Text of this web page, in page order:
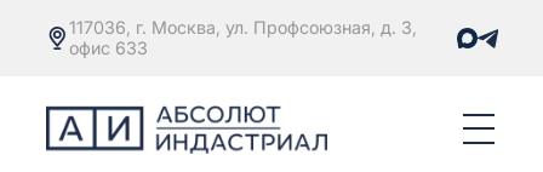
117036, г. Москва, ул. Профсоюзная, д. 3,
офис 633